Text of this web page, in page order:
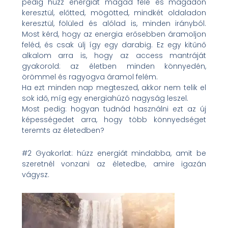
keresztül, előtted, mögötted, mindkét oldaladon
keresztül, fölüled és alólad is, minden irányból.
Most kérd, hogy az energia erősebben áramoljon
feléd, és csak ülj így egy darabig. Ez egy kitűnő
alkalom arra is, hogy az access mantráját
gyakorold: az életben minden könnyedén,
örömmel és ragyogva áramol felém.
Ha ezt minden nap megteszed, akkor nem telik el
sok idő, míg egy energiahúzó nagyság leszel.
Most pedig: hogyan tudnád használni ezt az új
képességedet arra, hogy több könnyedséget
teremts az életedben?
#2 Gyakorlat: húzz energiát mindabba, amit be
szeretnél vonzani az életedbe, amire igazán
vágysz.